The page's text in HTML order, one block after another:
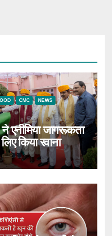
CMC NEWS
एनीमिया जागरूकता
किया रवाना